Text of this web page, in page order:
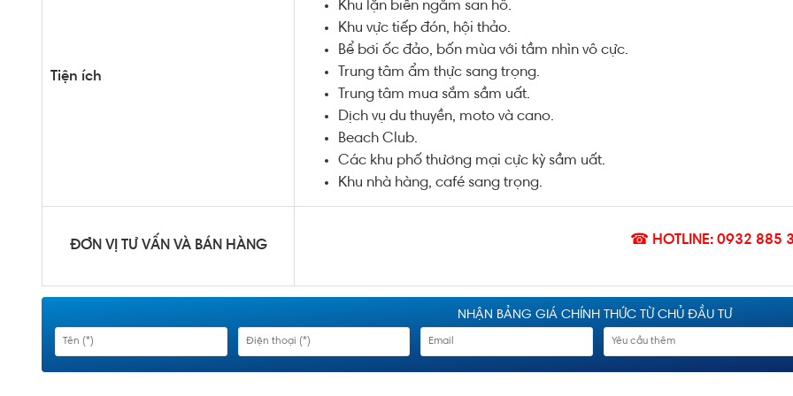
Tiện ích
Khu lặn biển ngắm san hô.
Khu vực tiếp đón, hội thảo.
Bể bơi ốc đảo, bốn mùa với tầm nhìn vô cực.
Trung tâm ẩm thực sang trọng.
Trung tâm mua sắm sầm uất.
Dịch vụ du thuyền, moto và cano.
Beach Club.
Các khu phố thương mại cực kỳ sầm uất.
Khu nhà hàng, café sang trọng.
ĐƠN VỊ TƯ VẤN VÀ BÁN HÀNG ☎ HOTLINE: 0932 885
NHẬN BẢNG GIÁ CHÍNH THỨC TỪ CHỦ ĐẦU TƯ